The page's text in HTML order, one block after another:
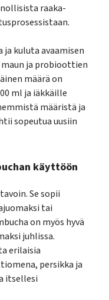
raaka-
ja kuluta avaamisen
maun ja probioottien
määrä on
ml ja iäkkäille
määristä ja
sopeutua uusiin
käyttöön
Se sopii
tai
on myös hyvä
juhlissa.
erilaisia
persikka ja
itsellesi